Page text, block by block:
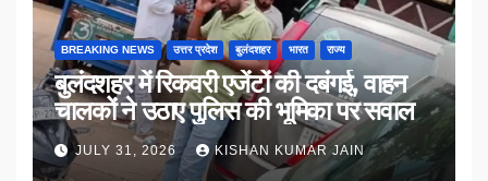
BREAKING NEWS उत्तर प्रदेश बुलंदशहर भारत राज्य
बुलंदशहर में रिकवरी एजेंटों की दबंगई, वाहन
चालकों ने उठाए पुलिस की भूमिका पर सवाल
JULY 31, 2026 KISHAN KUMAR JAIN